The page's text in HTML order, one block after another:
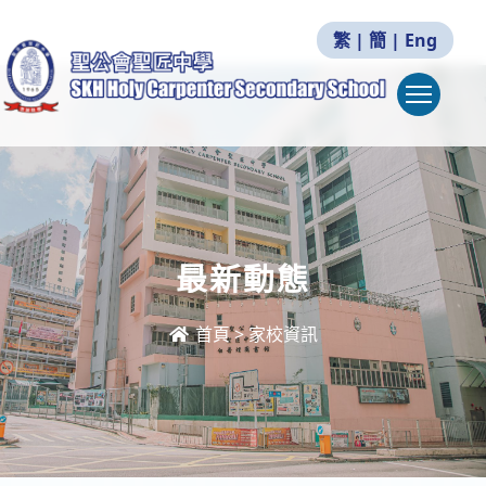
繁 | 簡 | Eng
最新動態
首頁>家校資訊